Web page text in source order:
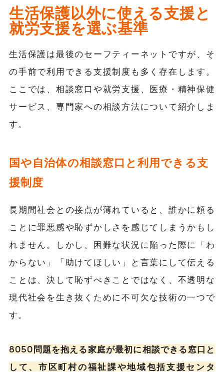
生活保護以外に使える支援と
就労支援を選ぶ基準
生活保護は最後のセーフティーネットですが、そ
の手前で利用できる支援制度も多く存在します。
ここでは、相談窓口や就労支援、医療・精神保健
サービス、専門家への相談方法について紹介しま
す。
国や自治体の相談窓口と利用できる支
援制度
長期間社会との接点が薄れていると、誰かに頼る
ことに罪悪感や恥ずかしさを感じてしまうかもし
れません。しかし、困難な状況に陥った際に「わ
からない」「助けてほしい」と言葉にして伝える
ことは、決して恥ずべきことではなく、不透明な
現代社会を生き抜くために不可欠な技術の一つで
す。
8050問題を抱える家庭が最初に相談できる窓口と
して、市区町村の福祉課や地域包括支援センタ